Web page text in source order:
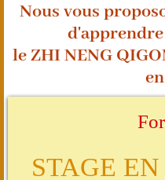
Nous vous
le ZHI NENG
STAGE